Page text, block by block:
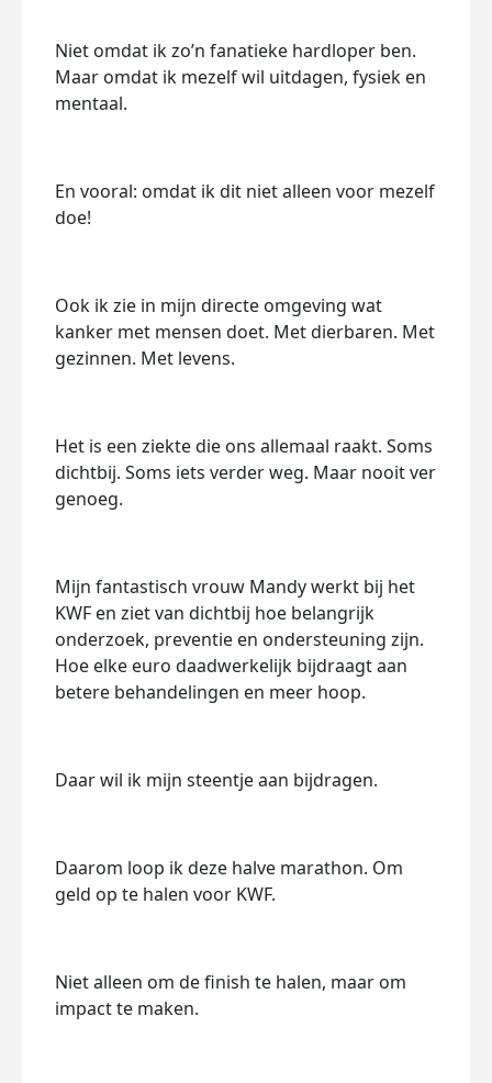
Niet omdat ik zo’n fanatieke hardloper ben.
Maar omdat ik mezelf wil uitdagen, fysiek en
mentaal.
En vooral: omdat ik dit niet alleen voor mezelf
doe!
Ook ik zie in mijn directe omgeving wat
kanker met mensen doet. Met dierbaren. Met
gezinnen. Met levens.
Het is een ziekte die ons allemaal raakt. Soms
dichtbij. Soms iets verder weg. Maar nooit ver
genoeg.
Mijn fantastisch vrouw Mandy werkt bij het
KWF en ziet van dichtbij hoe belangrijk
onderzoek, preventie en ondersteuning zijn.
Hoe elke euro daadwerkelijk bijdraagt aan
betere behandelingen en meer hoop.
Daar wil ik mijn steentje aan bijdragen.
Daarom loop ik deze halve marathon. Om
geld op te halen voor KWF.
Niet alleen om de finish te halen, maar om
impact te maken.